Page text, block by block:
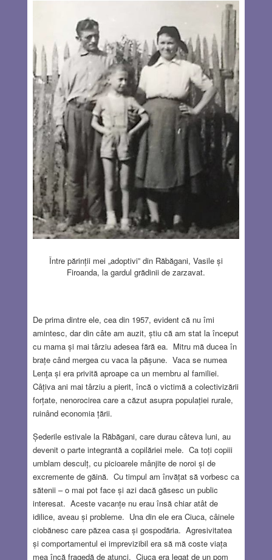
Între părinții mei „adoptivi” din Răbăgani, Vasile și
Firoanda, la gardul grădinii de zarzavat.
De prima dintre ele, cea din 1957, evident că nu îmi
amintesc, dar din câte am auzit, știu că am stat la început
cu mama și mai târziu adesea fără ea. Mitru mă ducea în
brațe când mergea cu vaca la pășune. Vaca se numea
Lenţa și era privită aproape ca un membru al familiei.
Câțiva ani mai târziu a pierit, încă o victimă a colectivizării
forțate, nenorocirea care a căzut asupra populației rurale,
ruinând economia țării.
Șederile estivale la Răbăgani, care durau câteva luni, au
devenit o parte integrantă a copilăriei mele. Ca toți copiii
umblam desculț, cu picioarele mânjite de noroi și de
excremente de găină. Cu timpul am învățat să vorbesc ca
sătenii – o mai pot face și azi dacă găsesc un public
interesat. Aceste vacanțe nu erau însă chiar atât de
idilice, aveau și probleme. Una din ele era Ciuca, câinele
ciobănesc care păzea casa și gospodăria. Agresivitatea
și comportamentul ei imprevizibil era să mă coste viața
mea încă fragedă de atunci. Ciuca era legat de un pom